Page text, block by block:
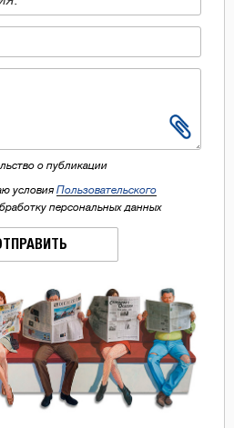
о публикации
условия Пользовательского
персональных данных